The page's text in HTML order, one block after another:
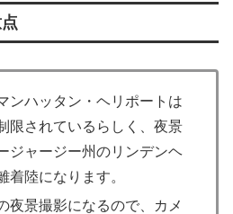
ンハッタン・ヘリポートは
限されているらしく、夜景
ジャージー州のリンデンヘ
着陸になります。
夜景撮影になるので、カメ